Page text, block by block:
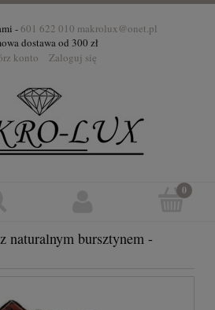
-601 622 010 makrolux@onet.pl
dostawa od 300 zł
konto
Zaloguj się
naturalnym bursztynem -